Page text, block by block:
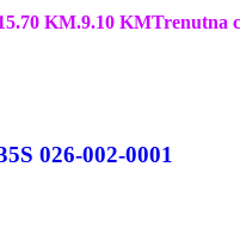
KM.9.10 KMTrenutna
026-002-0001